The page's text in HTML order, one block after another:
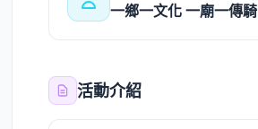
一鄉一文化 一廟一傳騎
活動介紹